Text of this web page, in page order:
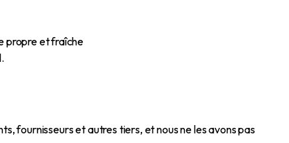
propre et fraîche
fournisseurs et autres tiers, et nous ne les avons pas